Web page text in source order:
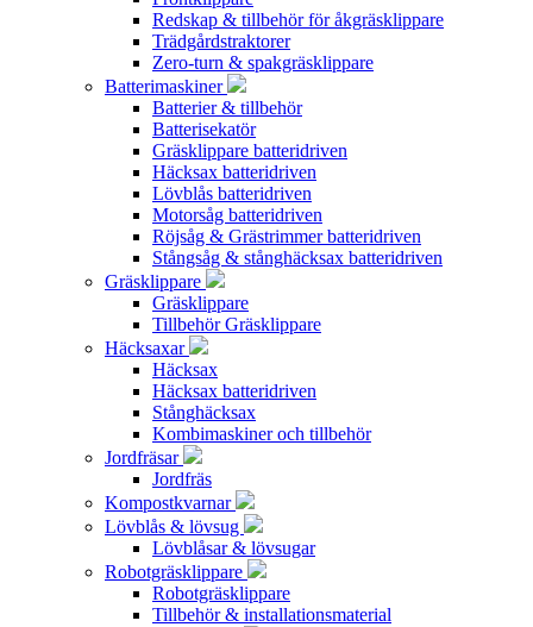
Redskap & tillbehör för åkgräsklippare
Trädgårdstraktorer
Zero-turn & spakgräsklippare
Batterimaskiner
Batterier & tillbehör
Batterisekatör
Gräsklippare batteridriven
Häcksax batteridriven
Lövblås batteridriven
Motorsåg batteridriven
Röjsåg & Grästrimmer batteridriven
Stångsåg & stånghäcksax batteridriven
Gräsklippare
Gräsklippare
Tillbehör Gräsklippare
Häcksaxar
Häcksax
Häcksax batteridriven
Stånghäcksax
Kombimaskiner och tillbehör
Jordfräsar
Jordfräs
Kompostkvarnar
Lövblås & lövsug
Lövblåsar & lövsugar
Robotgräsklippare
Robotgräsklippare
Tillbehör & installationsmaterial